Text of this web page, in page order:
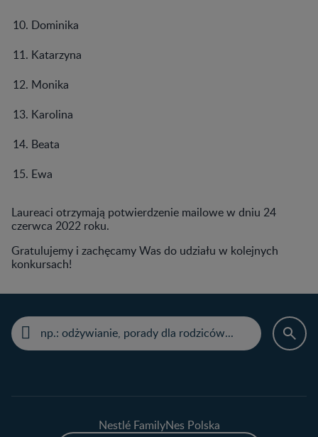
Dominika
Katarzyna
Monika
Karolina
Beata
Ewa
Laureaci otrzymają potwierdzenie mailowe w dniu 24
czerwca 2022 roku.
Gratulujemy i zachęcamy Was do udziału w kolejnych
konkursach!
Nestlé FamilyNes Polska